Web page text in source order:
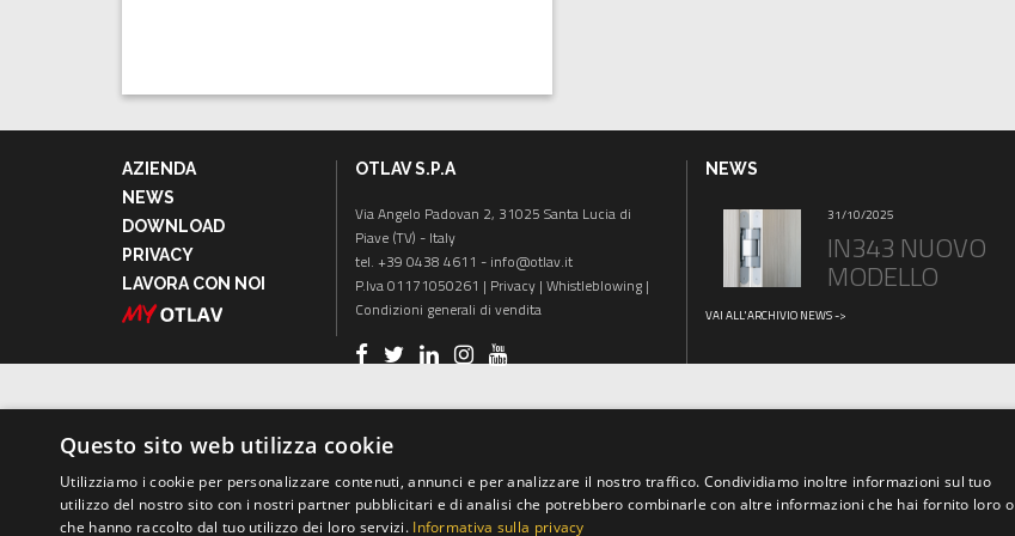
AZIENDA
NEWS
DOWNLOAD
PRIVACY
LAVORA CON NOI
OTLAV S.P.A
Via Angelo Padovan 2, 31025 Santa Lucia di
Piave (TV) - Italy
tel. +39 0438 4611 - info@otlav.it
P.Iva 01171050261 | Privacy | Whistleblowing |
Condizioni generali di vendita
NEWS
01/07/2026
STORIA
DELLE...
31/10/2025
IN343 NUOVO
MODELLO
16/06/2025
GOBI MARCH
VAI ALL'ARCHIVIO NEWS ->
Questo sito web utilizza cookie
Utilizziamo i cookie per personalizzare contenuti, annunci e per analizzare il nostro traffico. Condividiamo inoltre informazioni sul tuo
utilizzo del nostro sito con i nostri partner pubblicitari e di analisi che potrebbero combinarle con altre informazioni che hai fornito loro o
che hanno raccolto dal tuo utilizzo dei loro servizi. Informativa sulla privacy